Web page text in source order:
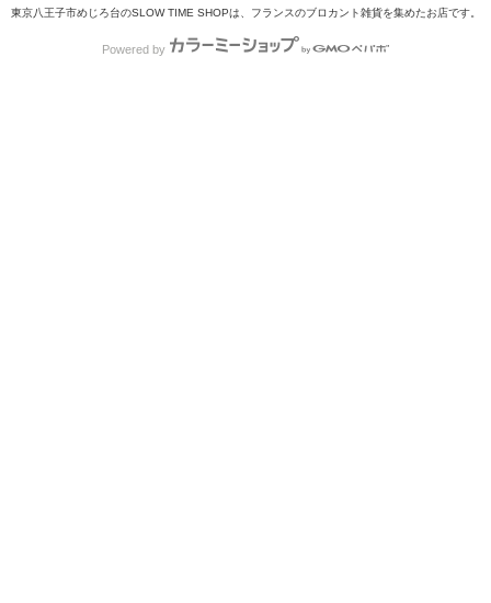
東京八王子市めじろ台のSLOW TIME SHOPは、フランスのブロカント雑貨を集めたお店です。
Powered by